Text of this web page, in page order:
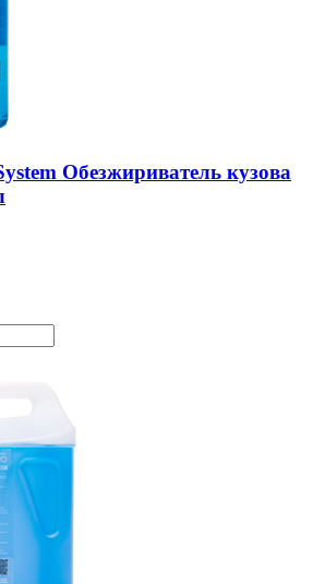
Обезжириватель кузова